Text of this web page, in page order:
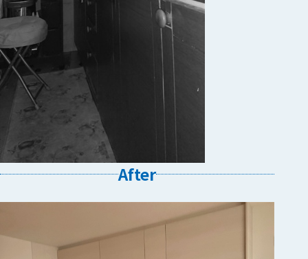
After